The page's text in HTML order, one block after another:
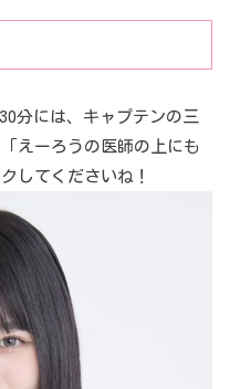
分には、キャプテンの三
えーろうの医師の上にも
してくださいね！